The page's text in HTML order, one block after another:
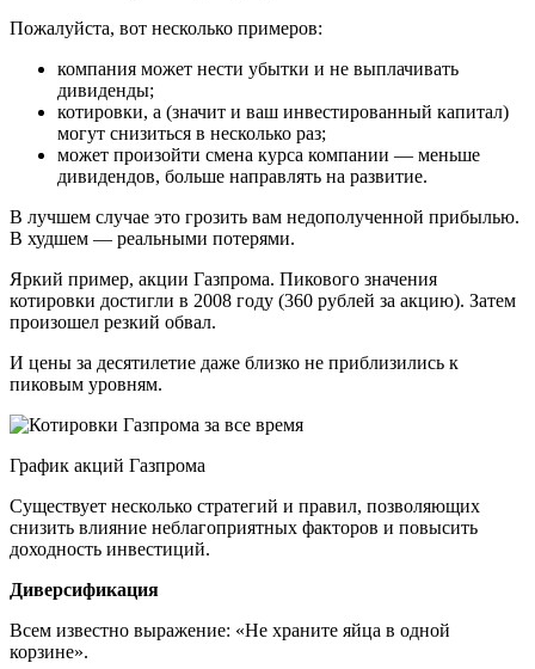
Пожалуйста, вот несколько примеров:
компания может нести убытки и не выплачивать
дивиденды;
котировки, а (значит и ваш инвестированный капитал)
могут снизиться в несколько раз;
может произойти смена курса компании — меньше
дивидендов, больше направлять на развитие.
В лучшем случае это грозить вам недополученной прибылью.
В худшем — реальными потерями.
Яркий пример, акции Газпрома. Пикового значения
котировки достигли в 2008 году (360 рублей за акцию). Затем
произошел резкий обвал.
И цены за десятилетие даже близко не приблизились к
пиковым уровням.
График акций Газпрома
Существует несколько стратегий и правил, позволяющих
снизить влияние неблагоприятных факторов и повысить
доходность инвестиций.
Диверсификация
Всем известно выражение: «Не храните яйца в одной
корзине».